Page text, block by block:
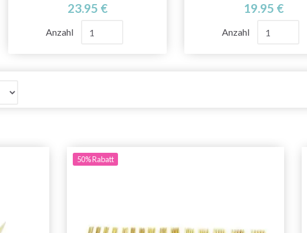
23.95 €
Anzahl
19.95 €
Anzahl
50%Rabatt